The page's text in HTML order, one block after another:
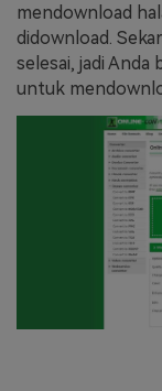
mendownload
didownload.
selesai, jadi Anda
untuk